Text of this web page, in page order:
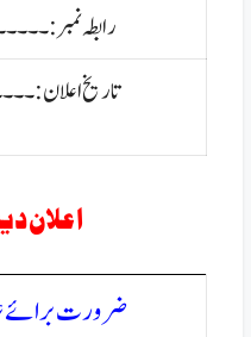
رابطہ نمبر:۔۔۔۔۔
تاریخ اعلان:۔۔۔۔۔11/01/
اعلان
ضرورت